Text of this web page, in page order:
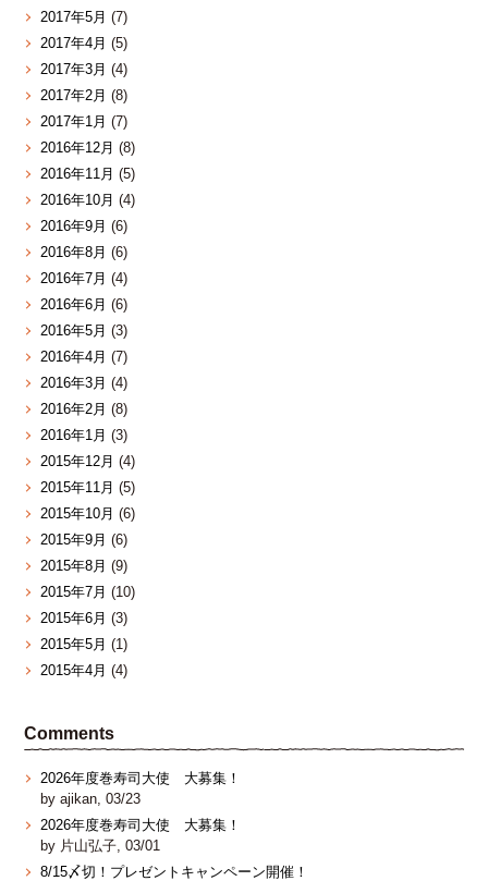
2017年5月 (7)
2017年4月 (5)
2017年3月 (4)
2017年2月 (8)
2017年1月 (7)
2016年12月 (8)
2016年11月 (5)
2016年10月 (4)
2016年9月 (6)
2016年8月 (6)
2016年7月 (4)
2016年6月 (6)
2016年5月 (3)
2016年4月 (7)
2016年3月 (4)
2016年2月 (8)
2016年1月 (3)
2015年12月 (4)
2015年11月 (5)
2015年10月 (6)
2015年9月 (6)
2015年8月 (9)
2015年7月 (10)
2015年6月 (3)
2015年5月 (1)
2015年4月 (4)
Comments
2026年度巻寿司大使 大募集！
by ajikan, 03/23
2026年度巻寿司大使 大募集！
by 片山弘子, 03/01
8/15〆切！プレゼントキャンペーン開催！